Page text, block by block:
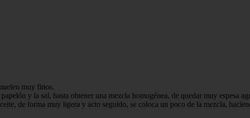
muy finos.
y la sal, hasta obtener una mezcla homogénea, de quedar muy espesa
de forma muy ligera y acto seguido, se coloca un poco de la mezcla,